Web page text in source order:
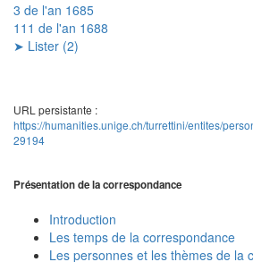
3 de l'an 1685
111 de l'an 1688
➤ Lister (2)
URL persistante :
https://humanities.unige.ch/turrettini/entites/
29194
Présentation de la correspondance
Introduction
Les temps de la correspondance
Les personnes et les thèmes de la